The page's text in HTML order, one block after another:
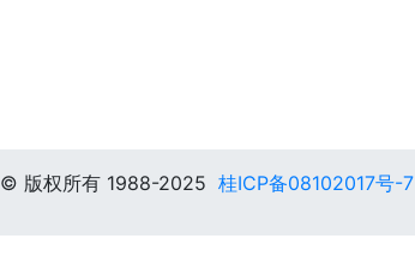
© 版权所有 1988-2025 桂ICP备08102017号-7